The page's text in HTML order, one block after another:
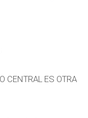
CENTRAL ES OTRA